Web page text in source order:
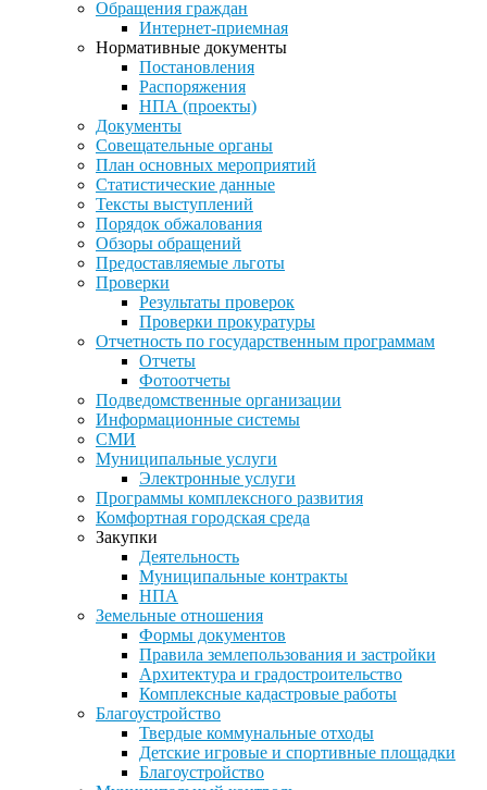
Обращения граждан
Интернет-приемная
Нормативные документы
Постановления
Распоряжения
НПА (проекты)
Документы
Совещательные органы
План основных мероприятий
Статистические данные
Тексты выступлений
Порядок обжалования
Обзоры обращений
Предоставляемые льготы
Проверки
Результаты проверок
Проверки прокуратуры
Отчетность по государственным программам
Отчеты
Фотоотчеты
Подведомственные организации
Информационные системы
СМИ
Муниципальные услуги
Электронные услуги
Программы комплексного развития
Комфортная городская среда
Закупки
Деятельность
Муниципальные контракты
НПА
Земельные отношения
Формы документов
Правила землепользования и застройки
Архитектура и градостроительство
Комплексные кадастровые работы
Благоустройство
Твердые коммунальные отходы
Детские игровые и спортивные площадки
Благоустройство